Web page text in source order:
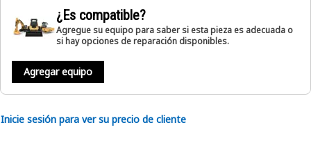
¿Es compatible?
Agregue su equipo para saber si esta pieza es adecuada o
si hay opciones de reparación disponibles.
Agregar equipo
Inicie sesión para ver su precio de cliente